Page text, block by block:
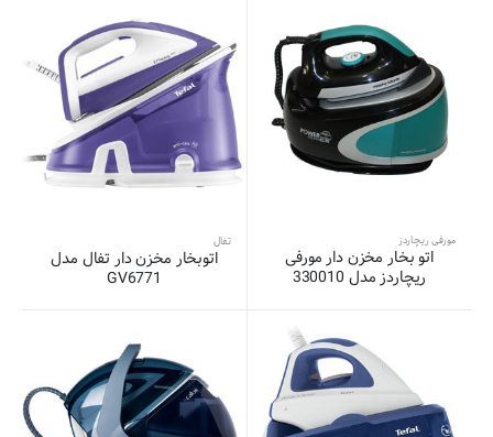
مورفی ریچاردز
اتو بخار مخزن دار مورفی
ریچاردز مدل 330010
تفال
اتوبخار مخزن دار تفال مدل
GV6771